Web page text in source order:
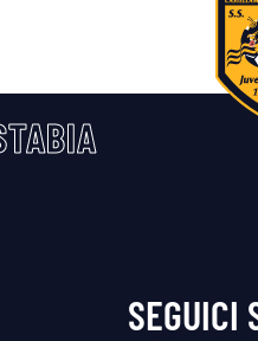
SEGUICI